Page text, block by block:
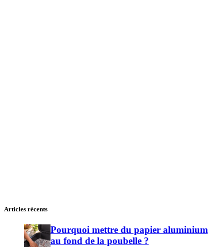
Articles récents
Pourquoi mettre du papier aluminium
au fond de la poubelle ?